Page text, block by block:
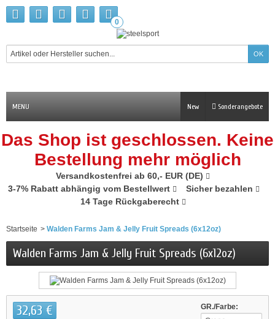
0
MENU Sonderangebote
New
Das Shop ist geschlossen. Keine
Bestellung mehr möglich
Versandkostenfrei ab 60,- EUR (DE)
3-7% Rabatt abhängig vom Bestellwert
Sicher bezahlen
14 Tage Rückgaberecht
Startseite > Walden Farms Jam & Jelly Fruit Spreads (6x12oz)
Walden Farms Jam & Jelly Fruit Spreads (6x12oz)
GR./Farbe:
32,63 €